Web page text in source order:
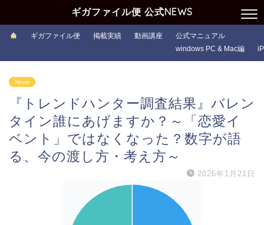
ギガファイル便 公式NEWS
ギガファイル便 掲載実績 動画講座
公式マニュアル
windows PC & Mac編
News
『トレンドハンター調査結果』バレン
タイン誰にあげますか？～「恋愛イ
ベント」ではなくなった？数字が語
る、今の渡し方・考え方～
2026年1月21日